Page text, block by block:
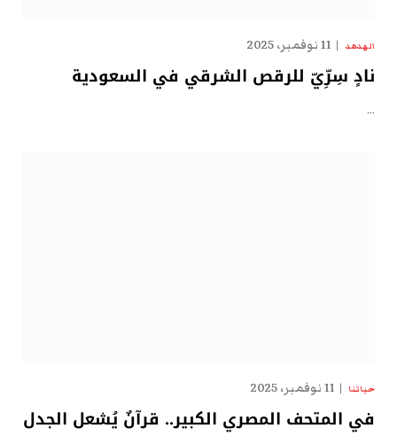
الهدهد 11 نوفمبر، 2025
نادٍ سِرِّيّ للرقص الشرقي في السعودية
…
حياتنا 11 نوفمبر، 2025
في المتحف المصري الكبير.. قرآنٌ يُشعل الجدل